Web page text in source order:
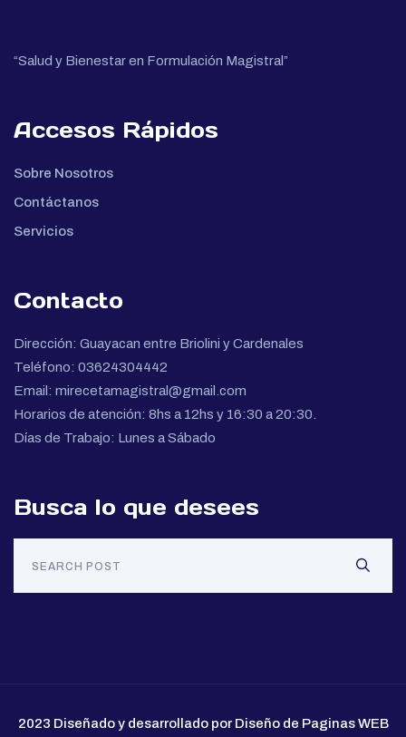
“Salud y Bienestar en Formulación Magistral”
Accesos Rápidos
Sobre Nosotros
Contáctanos
Servicios
Contacto
Dirección: Guayacan entre Briolini y Cardenales
Teléfono: 03624304442
Email: mirecetamagistral@gmail.com
Horarios de atención: 8hs a 12hs y 16:30 a 20:30.
Días de Trabajo: Lunes a Sábado
Busca lo que desees
2023 Diseñado y desarrollado por Diseño de Paginas WEB